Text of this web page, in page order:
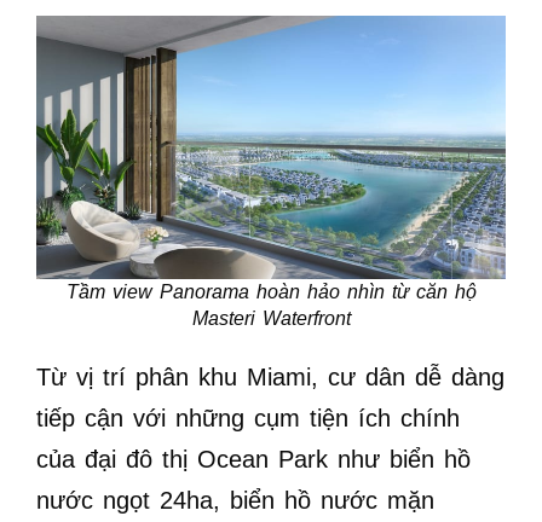
Tầm view Panorama hoàn hảo nhìn từ căn hộ
Masteri Waterfront
Từ vị trí phân khu Miami, cư dân dễ dàng
tiếp cận với những cụm tiện ích chính
của đại đô thị Ocean Park như biển hồ
nước ngọt 24ha, biển hồ nước mặn